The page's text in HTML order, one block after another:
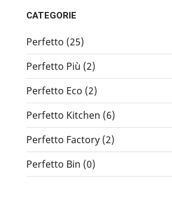
CATEGORIE
Perfetto (25)
Perfetto Più (2)
Perfetto Eco (2)
Perfetto Kitchen (6)
Perfetto Factory (2)
Perfetto Bin (0)